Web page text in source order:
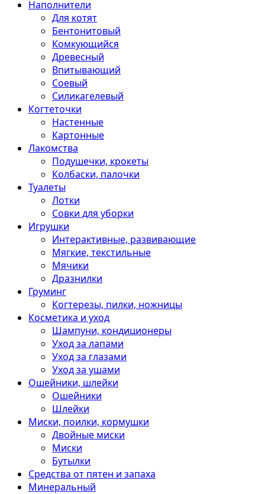
Наполнители
Для котят
Бентонитовый
Комкующийся
Древесный
Впитывающий
Соевый
Силикагелевый
Когтеточки
Настенные
Картонные
Лакомства
Подушечки, крокеты
Колбаски, палочки
Туалеты
Лотки
Совки для уборки
Игрушки
Интерактивные, развивающие
Мягкие, текстильные
Мячики
Дразнилки
Груминг
Когтерезы, пилки, ножницы
Косметика и уход
Шампуни, кондиционеры
Уход за лапами
Уход за глазами
Уход за ушами
Ошейники, шлейки
Ошейники
Шлейки
Миски, поилки, кормушки
Двойные миски
Миски
Бутылки
Средства от пятен и запаха
Минеральный